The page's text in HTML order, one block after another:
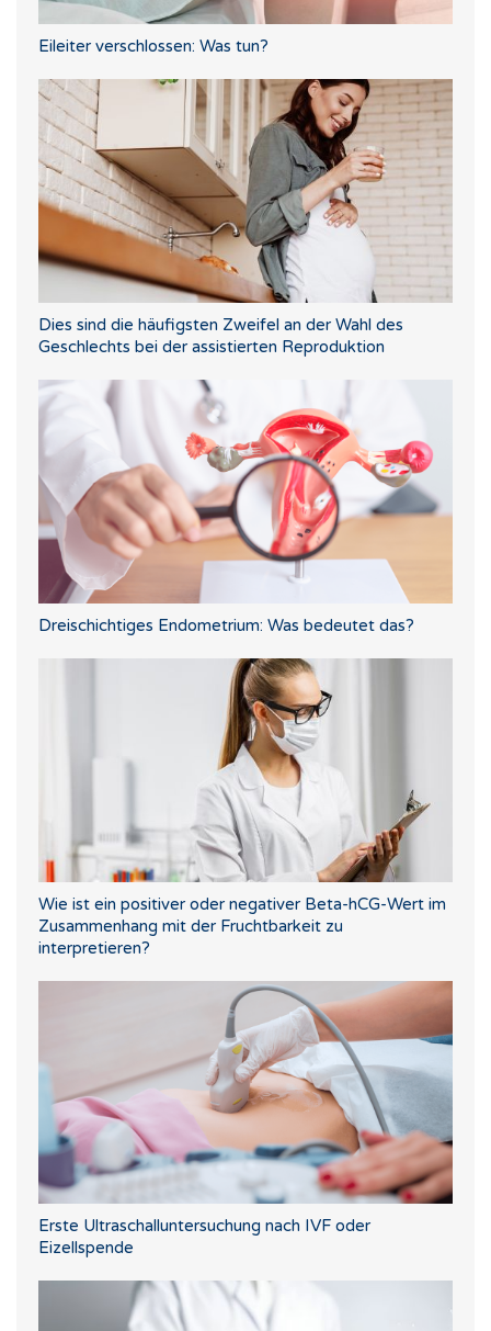
Eileiter verschlossen: Was tun?
Dies sind die häufigsten Zweifel an der Wahl des
Geschlechts bei der assistierten Reproduktion
Dreischichtiges Endometrium: Was bedeutet das?
Wie ist ein positiver oder negativer Beta-hCG-Wert im
Zusammenhang mit der Fruchtbarkeit zu
interpretieren?
Erste Ultraschalluntersuchung nach IVF oder
Eizellspende